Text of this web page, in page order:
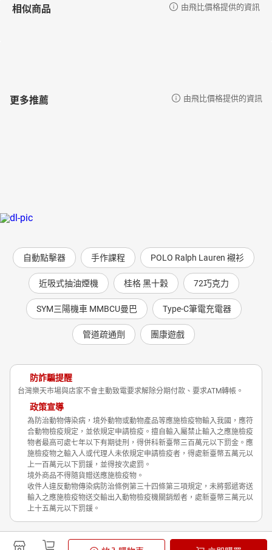
相似商品 由飛比價格提供的資訊
更多推薦 由飛比價格提供的資訊
自動點擊器 手作課程 POLO Ralph Lauren 襯衫
近吸式抽油煙機 桂格 黑十穀 72巧克力
SYM三陽機車 MMBCU曼巴 Type-C筆電充電器
管道疏通劑 團康遊戲
防詐騙提醒
台灣樂天市場與店家不會主動致電要求解除分期付款、要求ATM轉帳。
政策宣導
為防治動物傳染病，境外動物或動物產品等應施檢疫物輸入我國，應符
合動物檢疫規定，並依規定申請檢疫。擅自輸入屬禁止輸入之應施檢疫
物者最高可處七年以下有期徒刑，得併科新臺幣三百萬元以下罰金。應
施檢疫物之輸入人或代理人未依規定申請檢疫者，得處新臺幣五萬元以
上一百萬元以下罰鍰，並得按次處罰。
境外商品不得隨貨贈送應施檢疫物。
收件人違反動物傳染病防治條例第三十四條第三項規定，未將郵遞寄送
輸入之應施檢疫物送交輸出入動物檢疫機關銷燬者，處新臺幣三萬元以
上十五萬元以下罰鍰。
Shopping is Entertainment!